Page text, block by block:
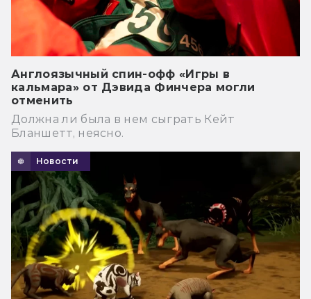
Англоязычный спин-офф «Игры в
кальмара» от Дэвида Финчера могли
отменить
Должна ли была в нем сыграть Кейт
Бланшетт, неясно.
Новости